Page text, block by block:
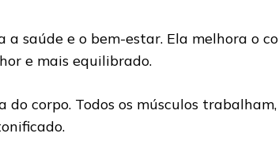
a saúde e o bem-estar. Ela melhora o
e mais equilibrado.
corpo. Todos os músculos trabalham,